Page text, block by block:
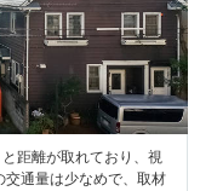
距離が取れており、視
通量は少なめで、取材